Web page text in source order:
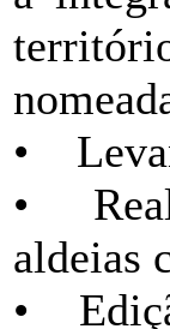
•
•
aldeias
•